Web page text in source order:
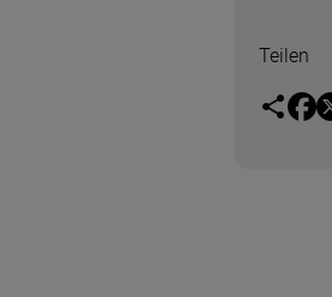
Teilen